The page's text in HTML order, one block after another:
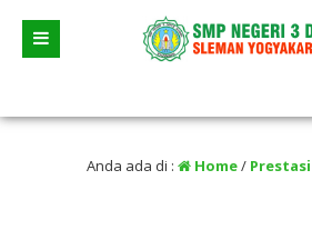
liburan
Anda ada di : Home/ Prestasi